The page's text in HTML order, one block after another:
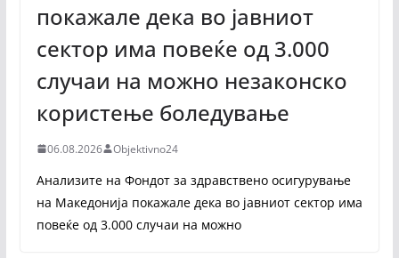
покажале дека во јавниот
сектор има повеќе од 3.000
случаи на можно незаконско
користење боледување
06.08.2026 Objektivno24
Анализите на Фондот за здравствено осигурување
на Македонија покажале дека во јавниот сектор има
повеќе од 3.000 случаи на можно